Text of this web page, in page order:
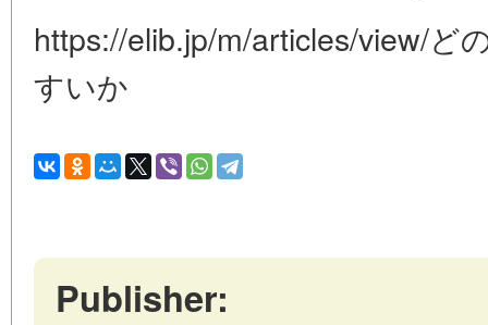
https://elib.jp/m/articles/view/ど
すいか
Publisher: